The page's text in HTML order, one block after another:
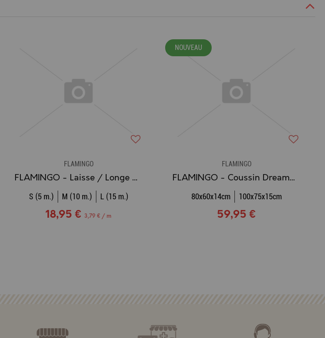
FLAMINGO
FLAMINGO - Laisse / Longe d'Entraînement et à Pister XENO GRISE
S (5 m.) M (10 m.) L (15 m.)
18,95 € 3,79 € / m
NOUVEAU
FLAMINGO
FLAMINGO - Coussin Dreambay® Ovale Terre cuite
80x60x14cm 100x75x15cm
59,95 €